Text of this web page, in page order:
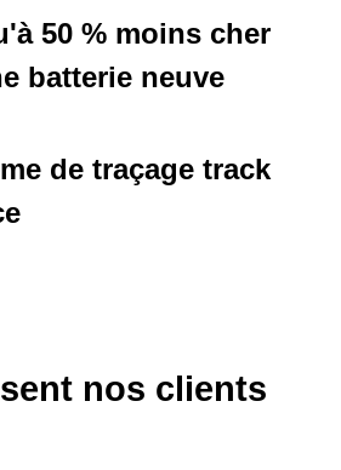
50 % moins cher
batterie neuve
de traçage track
nos clients